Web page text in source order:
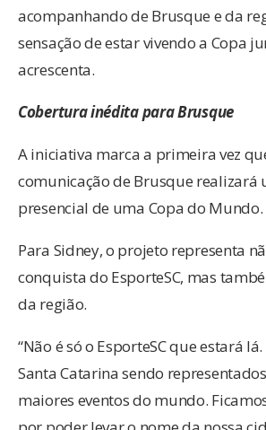
acompanhando de Brusque e da
sensação de estar vivendo a Copa
acrescenta.
Cobertura inédita para Brusque
A iniciativa marca a primeira vez
comunicação de Brusque realizará
presencial de uma Copa do Mundo.
Para Sidney, o projeto representa
conquista do EsporteSC, mas
da região.
“Não é só o EsporteSC que estará
Santa Catarina sendo
maiores eventos do mundo.